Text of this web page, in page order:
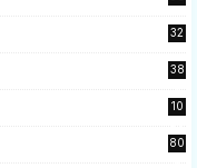
32
38
10
80